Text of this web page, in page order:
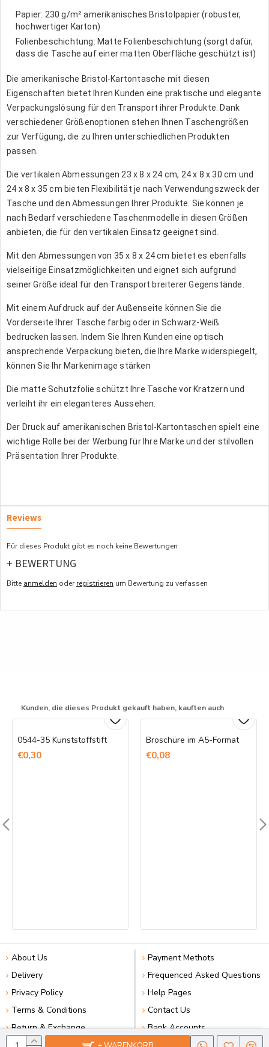
Papier: 230 g/m² amerikanisches Bristolpapier (robuster,
hochwertiger Karton)
Folienbeschichtung: Matte Folienbeschichtung (sorgt dafür,
dass die Tasche auf einer matten Oberfläche geschützt ist)
Die amerikanische Bristol-Kartontasche mit diesen
Eigenschaften bietet Ihren Kunden eine praktische und elegante
Verpackungslösung für den Transport ihrer Produkte. Dank
verschiedener Größenoptionen stehen Ihnen Taschengrößen
zur Verfügung, die zu Ihren unterschiedlichen Produkten
passen.
Die vertikalen Abmessungen 23 x 8 x 24 cm, 24 x 8 x 30 cm und
24 x 8 x 35 cm bieten Flexibilität je nach Verwendungszweck der
Tasche und den Abmessungen Ihrer Produkte. Sie können je
nach Bedarf verschiedene Taschenmodelle in diesen Größen
anbieten, die für den vertikalen Einsatz geeignet sind.
Mit den Abmessungen von 35 x 8 x 24 cm bietet es ebenfalls
vielseitige Einsatzmöglichkeiten und eignet sich aufgrund
seiner Größe ideal für den Transport breiterer Gegenstände.
Mit einem Aufdruck auf der Außenseite können Sie die
Vorderseite Ihrer Tasche farbig oder in Schwarz-Weiß
bedrucken lassen. Indem Sie Ihren Kunden eine optisch
ansprechende Verpackung bieten, die Ihre Marke widerspiegelt,
können Sie Ihr Markenimage stärken
Die matte Schutzfolie schützt Ihre Tasche vor Kratzern und
verleiht ihr ein eleganteres Aussehen.
Der Druck auf amerikanischen Bristol-Kartontaschen spielt eine
wichtige Rolle bei der Werbung für Ihre Marke und der stilvollen
Präsentation Ihrer Produkte.
Reviews
Für dieses Produkt gibt es noch keine Bewertungen
+ BEWERTUNG
Bitte anmelden oderregistrieren um Bewertung zu verfassen
Kunden, die dieses Produkt gekauft haben, kauften auch
0544-35 Kunststoffstift
€0,30
Broschüre im A5-Format
€0,08
About Us
Delivery
Privacy Policy
Terms & Conditions
Return & Exchange
Payment Methots
Frequenced Asked Questions
Help Pages
Contact Us
Bank Accounts